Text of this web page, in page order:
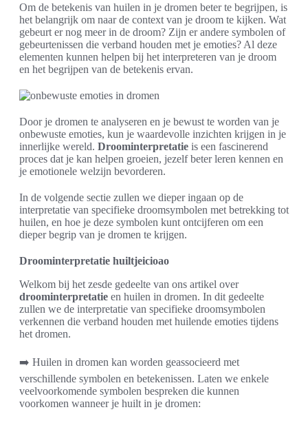
Om de betekenis van huilen in je dromen beter te begrijpen, is
het belangrijk om naar de context van je droom te kijken. Wat
gebeurt er nog meer in de droom? Zijn er andere symbolen of
gebeurtenissen die verband houden met je emoties? Al deze
elementen kunnen helpen bij het interpreteren van je droom
en het begrijpen van de betekenis ervan.
Door je dromen te analyseren en je bewust te worden van je
onbewuste emoties, kun je waardevolle inzichten krijgen in je
innerlijke wereld. Droominterpretatie is een fascinerend
proces dat je kan helpen groeien, jezelf beter leren kennen en
je emotionele welzijn bevorderen.
In de volgende sectie zullen we dieper ingaan op de
interpretatie van specifieke droomsymbolen met betrekking tot
huilen, en hoe je deze symbolen kunt ontcijferen om een
dieper begrip van je dromen te krijgen.
Droominterpretatie huiltjeicioao
Welkom bij het zesde gedeelte van ons artikel over
droominterpretatie en huilen in dromen. In dit gedeelte
zullen we de interpretatie van specifieke droomsymbolen
verkennen die verband houden met huilende emoties tijdens
het dromen.
➡️ Huilen in dromen kan worden geassocieerd met
verschillende symbolen en betekenissen. Laten we enkele
veelvoorkomende symbolen bespreken die kunnen
voorkomen wanneer je huilt in je dromen: